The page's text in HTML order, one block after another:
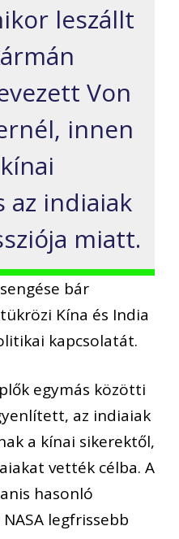
leszállt
Von
innen
az indiaiak
miatt.
bár
Kína és India
kapcsolatát.
egymás közötti
az indiaiak
a kínai sikerektől,
vették célba. A
hasonló
legfrissebb